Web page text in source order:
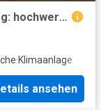
Neubau Erstbezug in Bad Radkersburg: hochwertige 3 Zimmer Neubauwohnung mit Küche, Balkon, Carport und Klimaanlage
·Klimaanlage
ansehen